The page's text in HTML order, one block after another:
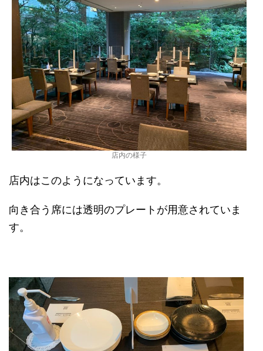
店内の様子
店内はこのようになっています。
向き合う席には透明のプレートが用意されていま
す。